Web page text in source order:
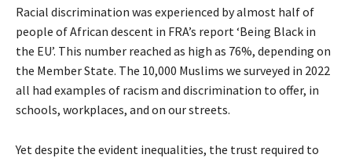
Racial discrimination was experienced by almost half of
people of African descent in FRA’s report ‘Being Black in
the EU’. This number reached as high as 76%, depending on
the Member State. The 10,000 Muslims we surveyed in 2022
all had examples of racism and discrimination to offer, in
schools, workplaces, and on our streets.
Yet despite the evident inequalities, the trust required to